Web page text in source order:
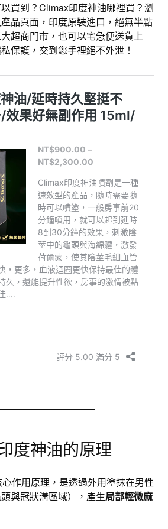
買到？Climax印度神油哪裡買 ？瀏
品頁面，印度原裝進口，絕無半點
超商門市，也可以宅急便送貨上
保護，交到您手裡絕不外泄！
度神油的原理
心作用原理，是透過外用塗抹在男性
與冠狀溝區域），產生局部輕微麻